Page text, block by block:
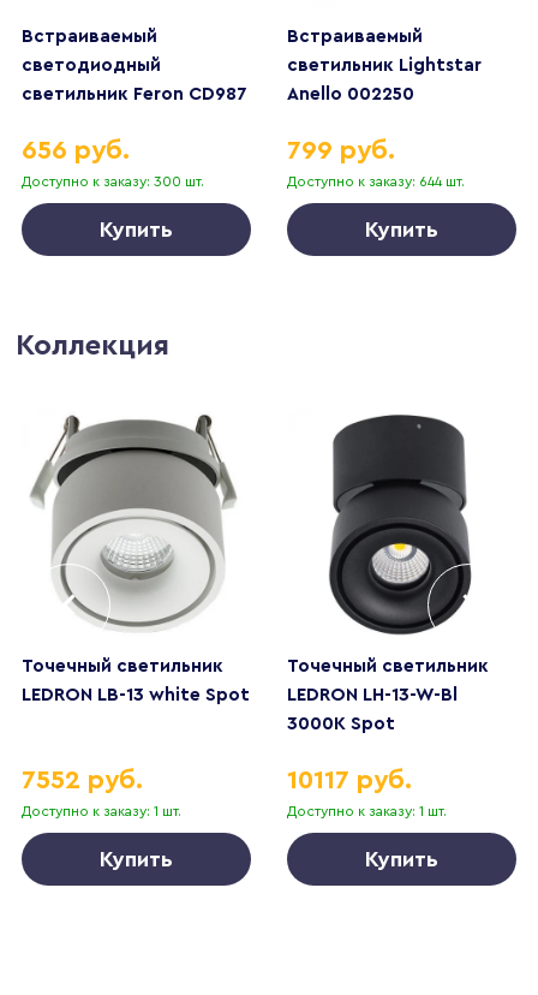
Встраиваемый
светодиодный
светильник Feron CD987
Доступно к заказу: 300 шт.
656 руб.
Купить
Встраиваемый
светильник Lightstar
Anello 002250
Доступно к заказу: 644 шт.
799 руб.
Купить
Коллекция
Точечный светильник
LEDRON LB-13 white Spot
Доступно к заказу: 1 шт.
7552 руб.
Купить
Точечный светильник
LEDRON LH-13-W-Bl
3000K Spot
Доступно к заказу: 1 шт.
10117 руб.
Купить